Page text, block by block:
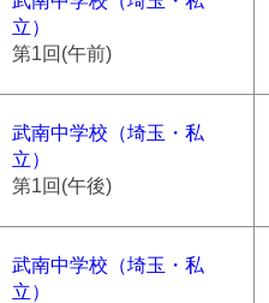
立）
第1回(午前)
武南中学校（埼玉・私
立）
第1回(午後)
武南中学校（埼玉・私
立）